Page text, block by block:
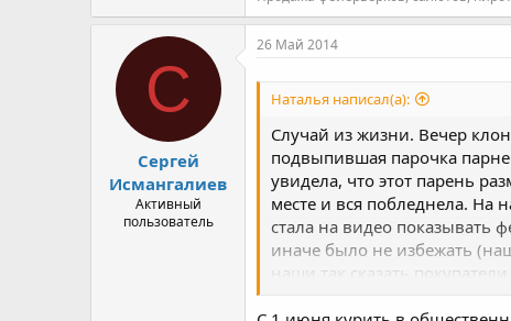
С
Сергей
Исмангалиев
Активный
пользователь
26 Май 2014
Наталья написал(а):
Случай из жизни. Вечер
подвыпившая парочка
увидела, что этот парень
месте и вся побледнела. На
стала на видео показывать
иначе было не избежать
наши так сказать